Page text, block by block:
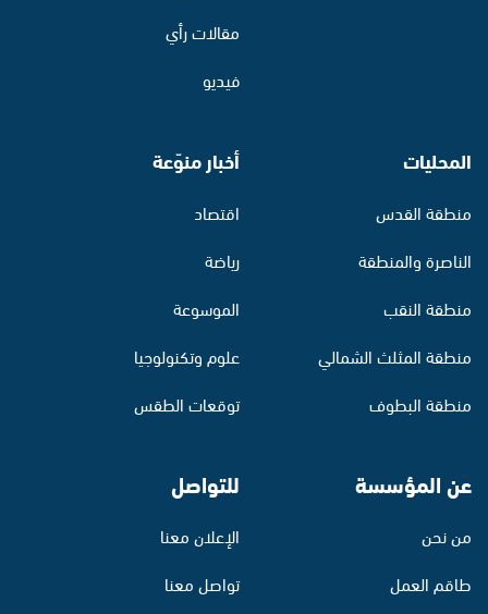
مقالات رأي
فيديو
المحليات
منطقة القدس
الناصرة والمنطقة
منطقة النقب
منطقة المثلث الشمالي
منطقة البطوف
أخبار منوّعة
اقتصاد
رياضة
الموسوعة
علوم وتكنولوجيا
توقعات الطقس
عن المؤسسة
من نحن
طاقم العمل
للتواصل
الإعلان معنا
تواصل معنا